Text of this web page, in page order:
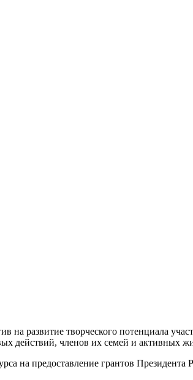
развитие творческого потенциала
действий, членов их семей и активных
на предоставление грантов